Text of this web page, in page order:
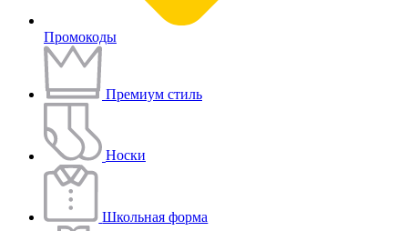
Промокоды
Премиум стиль
Носки
Школьная форма